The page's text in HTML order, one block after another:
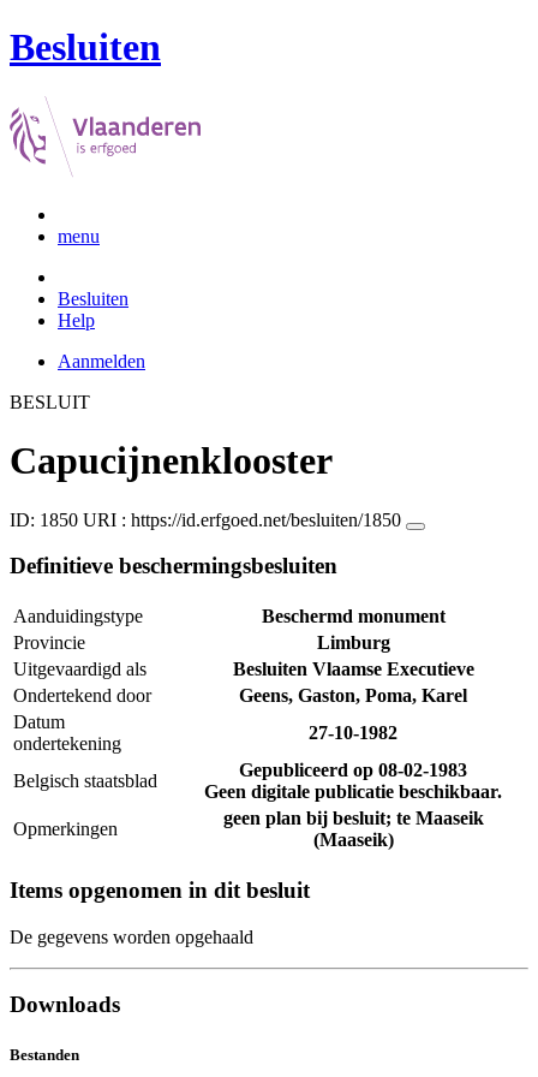
Besluiten
menu
Besluiten
Help
Aanmelden
BESLUIT
Capucijnenklooster
ID: 1850 URI : https://id.erfgoed.net/besluiten/1850
Definitieve beschermingsbesluiten
Aanduidingstype
Beschermd monument
Provincie
Limburg
Uitgevaardigd als
Besluiten Vlaamse Executieve
Ondertekend door
Geens, Gaston, Poma, Karel
Datum
ondertekening
27-10-1982
Belgisch staatsblad
Gepubliceerd op 08-02-1983
Geen digitale publicatie beschikbaar.
Opmerkingen
geen plan bij besluit; te Maaseik
(Maaseik)
Items opgenomen in dit besluit
De gegevens worden opgehaald
Downloads
Bestanden